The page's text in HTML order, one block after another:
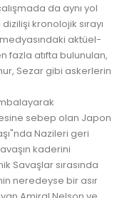
da aynı yol
kronolojik sırayı
aktüel-
fazla atıfta bulunulan,
Sezar gibi askerlerin
sebep olan Japon
Nazileri geri
kaderini
Savaşlar sırasında
neredeyse bir asır